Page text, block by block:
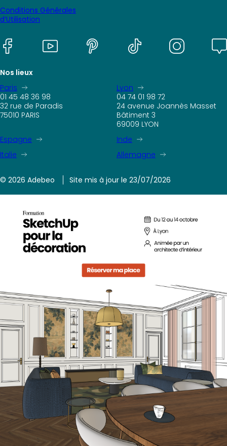
Conditions Générales
d’Utilisation
Nos lieux
Paris
01 45 48 36 98
32 rue de Paradis
75010 PARIS
Lyon
04 74 01 98 72
24 avenue Joannès Masset
Bâtiment 3
69009 LYON
Espagne
Inde
Italie
Allemagne
© 2026 Adebeo Site mis à jour le 23/07/2026